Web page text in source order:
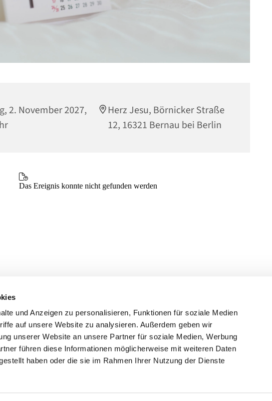
und Anzeigen zu personalisieren, Funktionen für soziale Medien
auf unsere Website zu analysieren. Außerdem geben wir
unserer Website an unsere Partner für soziale Medien, Werbung
führen diese Informationen möglicherweise mit weiteren Daten
haben oder die sie im Rahmen Ihrer Nutzung der Dienste
2. November 2027,
Herz Jesu, Börnicker Straße
12, 16321 Bernau bei Berlin
Kontakte
Ansprechpersonen zum Schutz vor
Hinweisgebersystem
Datenschutzerklärung ChurchDesk-Login